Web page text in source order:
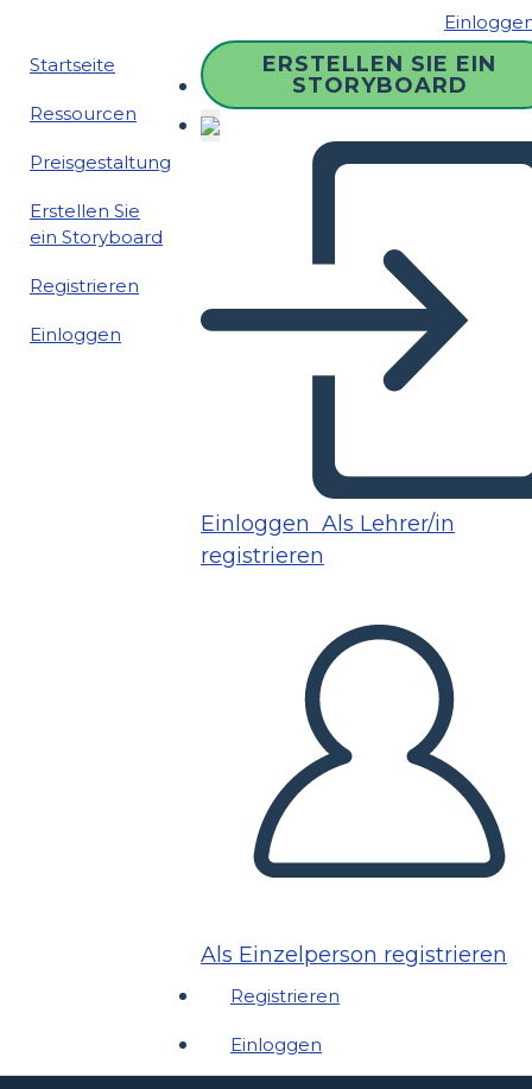
Startseite
Ressourcen
Preisgestaltung
Erstellen Sie
ein Storyboard
Registrieren
Einloggen
ERSTELLEN SIE EIN
STORYBOARD
Einloggen Als Lehrer/in
registrieren
Als Einzelperson registrieren
Registrieren
Einloggen